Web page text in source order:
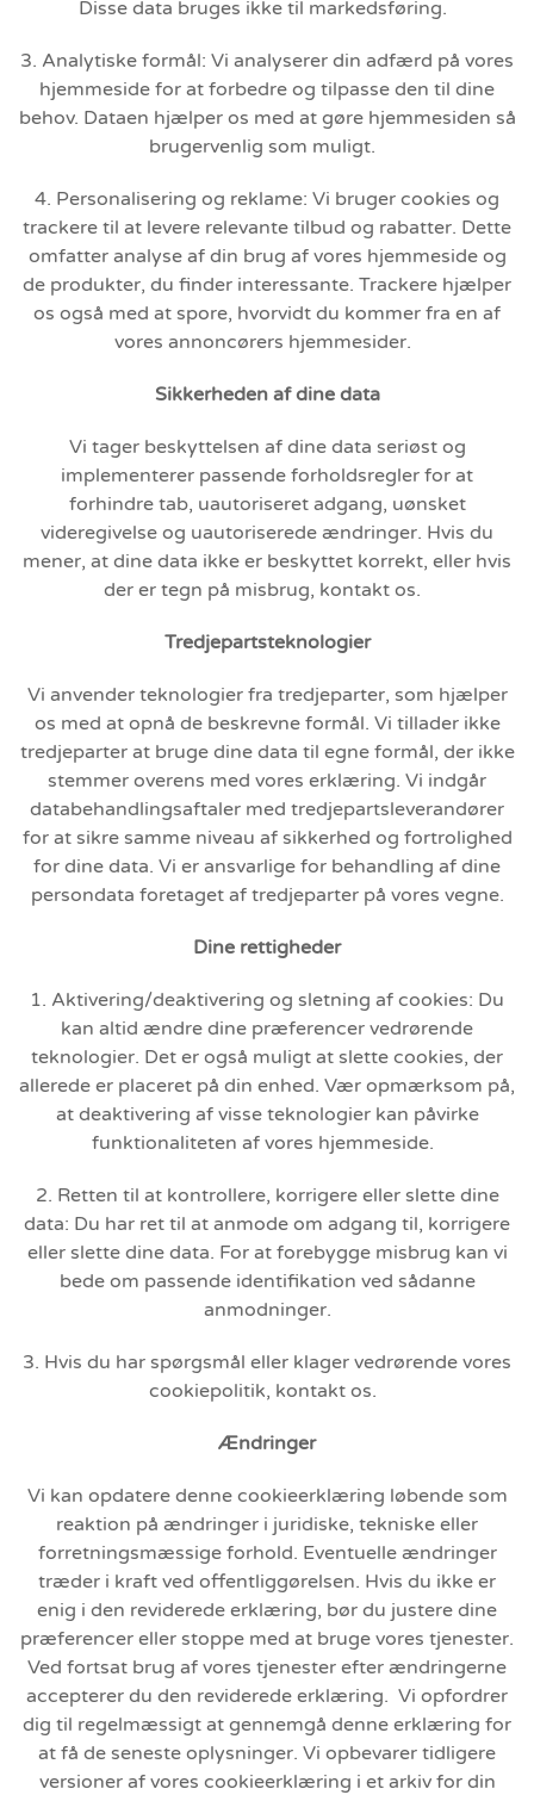
Disse data bruges ikke til markedsføring.
3. Analytiske formål: Vi analyserer din adfærd på vores
hjemmeside for at forbedre og tilpasse den til dine
behov. Dataen hjælper os med at gøre hjemmesiden så
brugervenlig som muligt.
4. Personalisering og reklame: Vi bruger cookies og
trackere til at levere relevante tilbud og rabatter. Dette
omfatter analyse af din brug af vores hjemmeside og
de produkter, du finder interessante. Trackere hjælper
os også med at spore, hvorvidt du kommer fra en af
vores annoncørers hjemmesider.
Sikkerheden af dine data
Vi tager beskyttelsen af dine data seriøst og
implementerer passende forholdsregler for at
forhindre tab, uautoriseret adgang, uønsket
videregivelse og uautoriserede ændringer. Hvis du
mener, at dine data ikke er beskyttet korrekt, eller hvis
der er tegn på misbrug, kontakt os.
Tredjepartsteknologier
Vi anvender teknologier fra tredjeparter, som hjælper
os med at opnå de beskrevne formål. Vi tillader ikke
tredjeparter at bruge dine data til egne formål, der ikke
stemmer overens med vores erklæring. Vi indgår
databehandlingsaftaler med tredjepartsleverandører
for at sikre samme niveau af sikkerhed og fortrolighed
for dine data. Vi er ansvarlige for behandling af dine
persondata foretaget af tredjeparter på vores vegne.
Dine rettigheder
1. Aktivering/deaktivering og sletning af cookies: Du
kan altid ændre dine præferencer vedrørende
teknologier. Det er også muligt at slette cookies, der
allerede er placeret på din enhed. Vær opmærksom på,
at deaktivering af visse teknologier kan påvirke
funktionaliteten af vores hjemmeside.
2. Retten til at kontrollere, korrigere eller slette dine
data: Du har ret til at anmode om adgang til, korrigere
eller slette dine data. For at forebygge misbrug kan vi
bede om passende identifikation ved sådanne
anmodninger.
3. Hvis du har spørgsmål eller klager vedrørende vores
cookiepolitik, kontakt os.
Ændringer
Vi kan opdatere denne cookieerklæring løbende som
reaktion på ændringer i juridiske, tekniske eller
forretningsmæssige forhold. Eventuelle ændringer
træder i kraft ved offentliggørelsen. Hvis du ikke er
enig i den reviderede erklæring, bør du justere dine
præferencer eller stoppe med at bruge vores tjenester.
Ved fortsat brug af vores tjenester efter ændringerne
accepterer du den reviderede erklæring. Vi opfordrer
dig til regelmæssigt at gennemgå denne erklæring for
at få de seneste oplysninger. Vi opbevarer tidligere
versioner af vores cookieerklæring i et arkiv for din